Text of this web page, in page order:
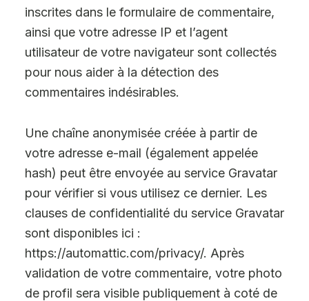
inscrites dans le formulaire de commentaire,
ainsi que votre adresse IP et l’agent
utilisateur de votre navigateur sont collectés
pour nous aider à la détection des
commentaires indésirables.
Une chaîne anonymisée créée à partir de
votre adresse e-mail (également appelée
hash) peut être envoyée au service Gravatar
pour vérifier si vous utilisez ce dernier. Les
clauses de confidentialité du service Gravatar
sont disponibles ici :
https://automattic.com/privacy/. Après
validation de votre commentaire, votre photo
de profil sera visible publiquement à coté de